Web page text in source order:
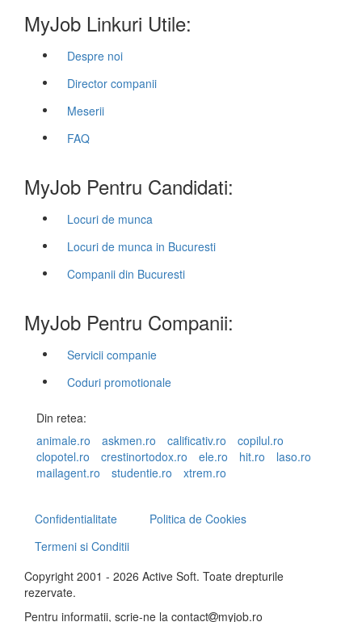
MyJob Linkuri Utile:
Despre noi
Director companii
Meserii
FAQ
MyJob Pentru Candidati:
Locuri de munca
Locuri de munca in Bucuresti
Companii din Bucuresti
MyJob Pentru Companii:
Servicii companie
Coduri promotionale
Din retea:
animale.ro
askmen.ro calificativ.ro
copilul.ro
clopotel.ro
crestinortodox.ro ele.ro hit.ro
laso.ro
mailagent.ro
studentie.ro xtrem.ro
Confidentialitate
Politica de Cookies
Termeni si Conditii
Copyright 2001 - 2026 Active Soft. Toate drepturile
rezervate.
Pentru informatii, scrie-ne la contact myjob.ro